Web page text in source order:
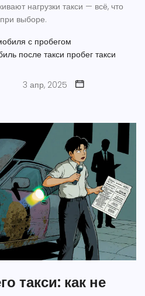
нагрузки такси — всё, что
выборе.
с пробегом
после такси пробег такси
3 апр, 2025
такси: как не